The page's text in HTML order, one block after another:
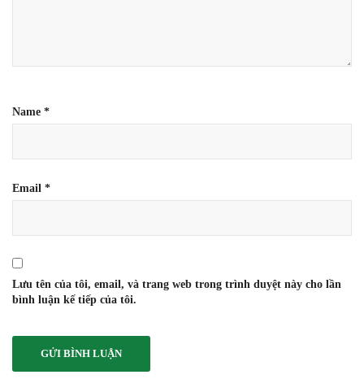
Name *
Email *
Lưu tên của tôi, email, và trang web trong trình duyệt này cho lần
bình luận kế tiếp của tôi.